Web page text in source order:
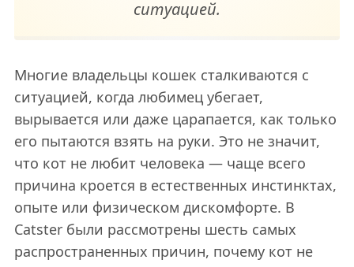
ситуацией.
Многие владельцы кошек сталкиваются с
ситуацией, когда любимец убегает,
вырывается или даже царапается, как только
его пытаются взять на руки. Это не значит,
что кот не любит человека — чаще всего
причина кроется в естественных инстинктах,
опыте или физическом дискомфорте. В
Catster были рассмотрены шесть самых
распространенных причин, почему кот не